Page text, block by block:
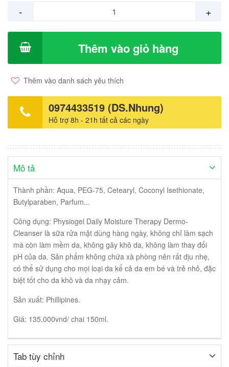
135.000vnd/ chai 150ml.
- +
Thêm vào giỏ hàng
Thêm vào danh sách yêu thích
0974433519 (DS.Nhung)
Hỗ trợ 8h - 21h tất cả các ngày
Mô tả
Thành phần: Aqua, PEG-75, Cetearyl, Coconyl Isethionate,
Butylparaben, Parfum...
Công dụng: Physiogel Daily Moisture Therapy Dermo-
Cleanser là sữa rửa mặt dùng hàng ngày, không chỉ làm sạch
mà còn làm mềm da, không gây khô da, không làm thay đổi
pH của da. Sản phẩm không chứa xà phòng nên rất dịu nhẹ,
có thể sử dụng cho mọi loại da kể cả da em bé và trẻ nhỏ, đặc
biệt tốt cho da khô và da nhạy cảm.
Sản xuất: Phillipines.
Giá: 135.000vnd/ chai 150ml.
Tab tùy chỉnh